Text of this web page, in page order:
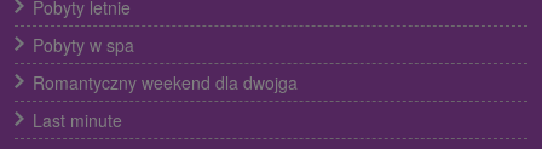
Pobyty letnie
Pobyty w spa
Romantyczny weekend dla dwojga
Last minute